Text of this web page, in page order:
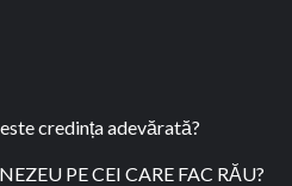
credința adevărată?
PE CEI CARE FAC RĂU?